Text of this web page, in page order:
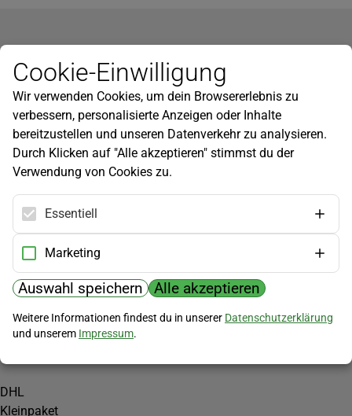
Newsletter
Infos zu neuen Produkten, Gartentipps und mehr findest du in
unserem Newsletter!
Jetzt anmelden
Hilfe
Kundenservice
Widerrufsbelehrung
Versandkosten
Zahlungsmöglichkeiten
PayPal
Vorkasse
Versand
DHL
Kleinpaket
Cookie-Einwilligung
Wir verwenden Cookies, um dein Browsererlebnis zu
verbessern, personalisierte Anzeigen oder Inhalte
bereitzustellen und unseren Datenverkehr zu analysieren.
Durch Klicken auf "Alle akzeptieren" stimmst du der
Verwendung von Cookies zu.
Essentiell
Marketing
Auswahl speichern Alle akzeptieren
Weitere Informationen findest du in unserer Datenschutzerklärung
und unserem Impressum.